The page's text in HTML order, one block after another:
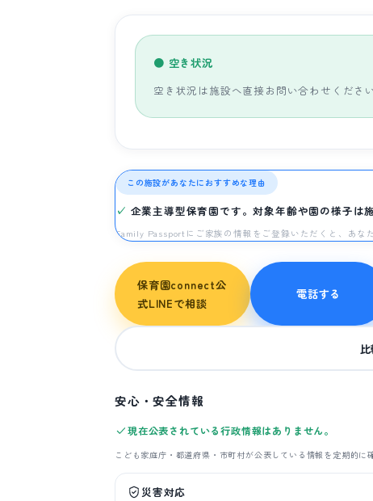
● 空き状況
空き状況は施設へ直接お問い合わせください
この施設があなたにおすすめな理由
企業主導型保育園です。対象年齢や園の様子は
Family Passportにご家族の情報をご登録いただくと、あな
保育園connect公
式LINEで相談
電話する
安心・安全情報
現在公表されている行政情報はありません。
こども家庭庁・都道府県・市町村が公表している情報を定期的に
災害対応